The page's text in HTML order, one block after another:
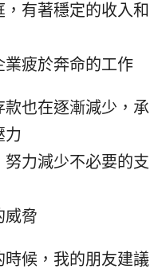
有著穩定的收入和
疲於奔命的工作
款也在逐漸減少，承
力
力減少不必要的支
威脅
候，我的朋友建議